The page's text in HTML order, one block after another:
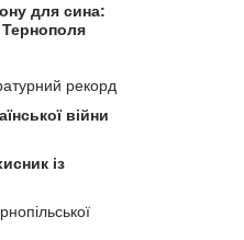
для сина:
Тернополя
рекорд
війни
із